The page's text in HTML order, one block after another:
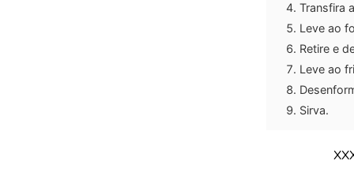
Transfira
Leve ao
Retire e
Leve ao
Sirva.